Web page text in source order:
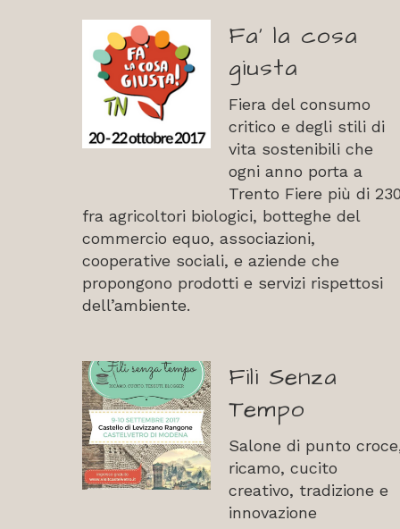
Fa’ la cosa
giusta
Fiera del consumo
critico e degli stili di
vita sostenibili che
ogni anno porta a
Trento Fiere più di
fra agricoltori biologici, botteghe del
commercio equo, associazioni,
cooperative sociali, e aziende che
propongono prodotti e servizi rispettosi
dell’ambiente.
Fili Senza
Tempo
Salone di punto
ricamo, cucito
creativo, tradizione e
innovazione